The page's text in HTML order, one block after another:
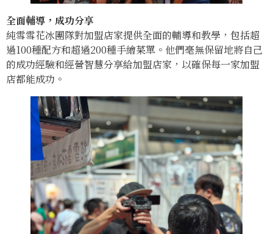
全面輔導，成功分享
純雪雪花冰團隊對加盟店家提供全面的輔導和教學，包括超
過100種配方和超過200種手繪菜單。他們毫無保留地將自己
的成功經驗和經營智慧分享給加盟店家，以確保每一家加盟
店都能成功。